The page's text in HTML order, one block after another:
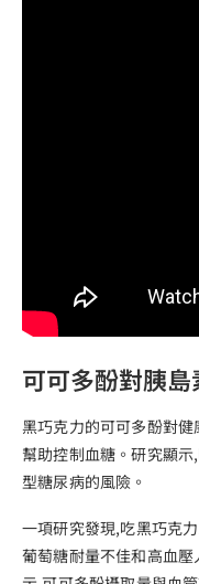
可可多酚對胰
黑巧克力的可可多酚對
幫助控制血糖。研究顯
型糖尿病的風險。
一項研究發現,吃黑巧克
葡萄糖耐量不佳和高血